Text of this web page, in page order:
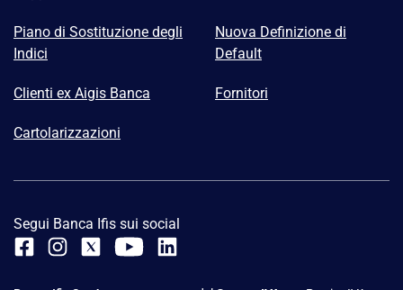
Piano di Sostituzione degli
Indici
Nuova Definizione di
Default
Clienti ex Aigis Banca Fornitori
Cartolarizzazioni
Segui Banca Ifis sui social